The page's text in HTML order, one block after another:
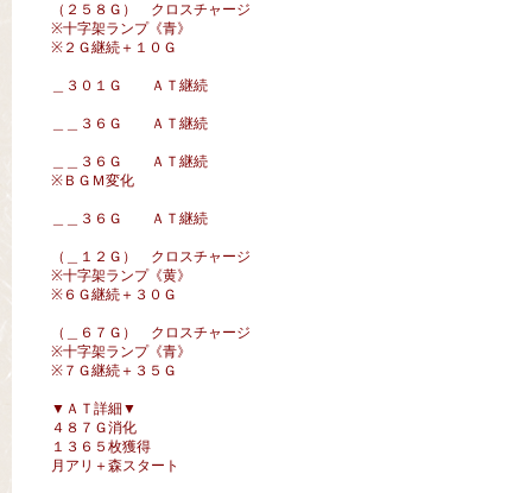
（２５８Ｇ） クロスチャージ
※十字架ランプ《青》
※２Ｇ継続＋１０Ｇ
＿３０１Ｇ ＡＴ継続
＿＿３６Ｇ ＡＴ継続
＿＿３６Ｇ ＡＴ継続
※ＢＧＭ変化
＿＿３６Ｇ ＡＴ継続
（＿１２Ｇ） クロスチャージ
※十字架ランプ《黄》
※６Ｇ継続＋３０Ｇ
（＿６７Ｇ） クロスチャージ
※十字架ランプ《青》
※７Ｇ継続＋３５Ｇ
▼ＡＴ詳細▼
４８７Ｇ消化
１３６５枚獲得
月アリ＋森スタート